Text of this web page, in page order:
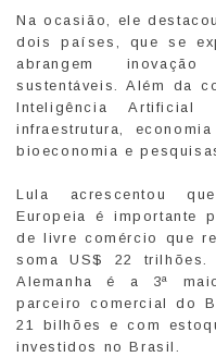
Na ocasião, ele
dois países, que se
abrangem
sustentáveis. Além da
Inteligência Artificial
infraestrutura,
bioeconomia e
Lula acrescentou
Europeia é importante
de livre comércio que
soma US$ 22
Alemanha é a 3ª
parceiro comercial do
21 bilhões e com
investidos no Brasil.